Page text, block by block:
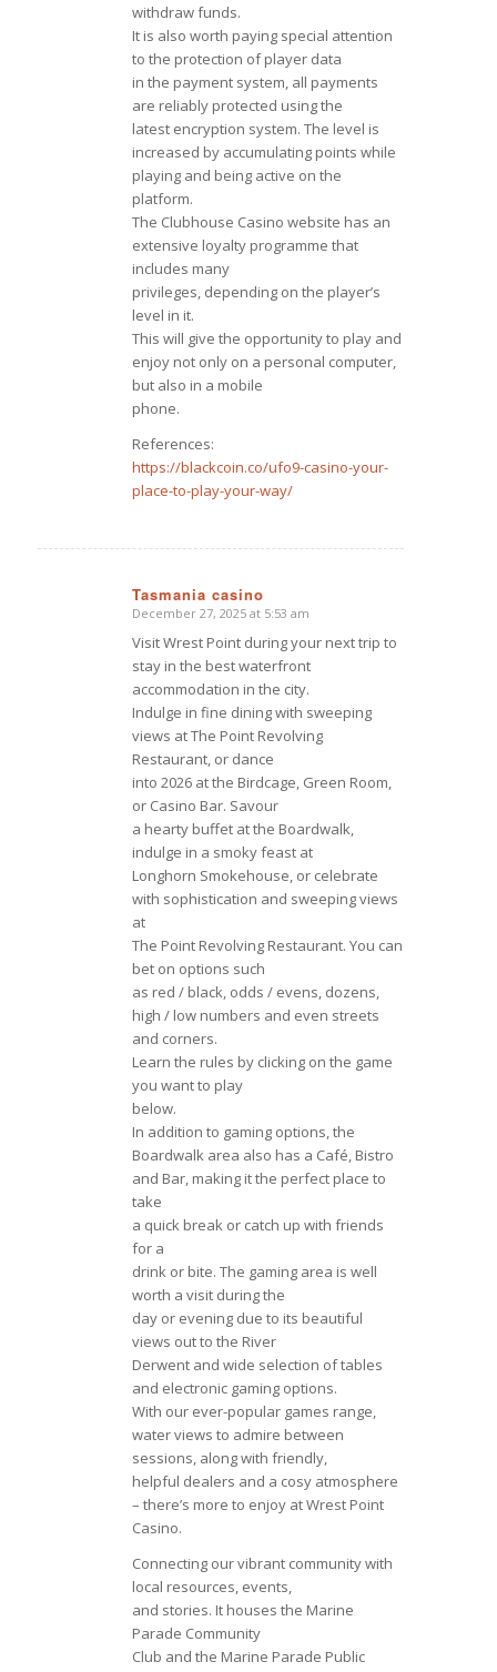
withdraw funds.
It is also worth paying special attention
to the protection of player data
in the payment system, all payments
are reliably protected using the
latest encryption system. The level is
increased by accumulating points while
playing and being active on the
platform.
The Clubhouse Casino website has an
extensive loyalty programme that
includes many
privileges, depending on the player’s
level in it.
This will give the opportunity to play and
enjoy not only on a personal computer,
but also in a mobile
phone.
References:
https://blackcoin.co/ufo9-casino-your-
place-to-play-your-way/
Tasmania casino
says:
December 27, 2025 at 5:53 am
Visit Wrest Point during your next trip to
stay in the best waterfront
accommodation in the city.
Indulge in fine dining with sweeping
views at The Point Revolving
Restaurant, or dance
into 2026 at the Birdcage, Green Room,
or Casino Bar. Savour
a hearty buffet at the Boardwalk,
indulge in a smoky feast at
Longhorn Smokehouse, or celebrate
with sophistication and sweeping views
at
The Point Revolving Restaurant. You can
bet on options such
as red / black, odds / evens, dozens,
high / low numbers and even streets
and corners.
Learn the rules by clicking on the game
you want to play
below.
In addition to gaming options, the
Boardwalk area also has a Café, Bistro
and Bar, making it the perfect place to
take
a quick break or catch up with friends
for a
drink or bite. The gaming area is well
worth a visit during the
day or evening due to its beautiful
views out to the River
Derwent and wide selection of tables
and electronic gaming options.
With our ever-popular games range,
water views to admire between
sessions, along with friendly,
helpful dealers and a cosy atmosphere
– there’s more to enjoy at Wrest Point
Casino.
Connecting our vibrant community with
local resources, events,
and stories. It houses the Marine
Parade Community
Club and the Marine Parade Public